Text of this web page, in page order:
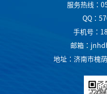
服务热线：
QQ：
手机号：
邮箱：
地址：济南市槐